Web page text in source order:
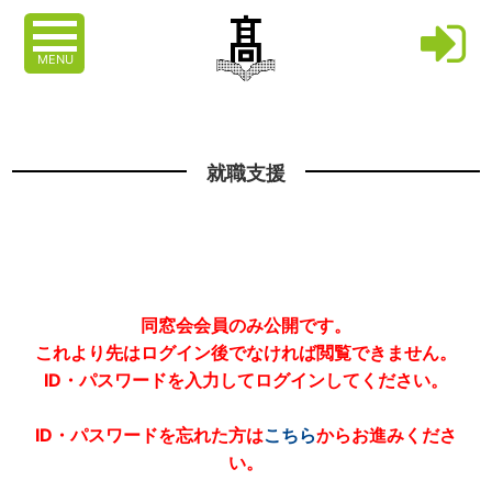
MENU
就職支援
同窓会会員のみ公開です。
これより先はログイン後でなければ閲覧できません。
ID・パスワードを入力してログインしてください。
ID・パスワードを忘れた方はこちらからお進みくださ
い。